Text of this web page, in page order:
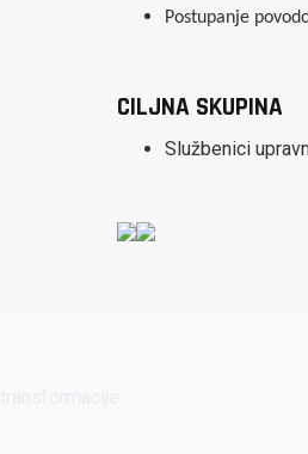
Postupanje
CILJNA SKUPINA
Službenici